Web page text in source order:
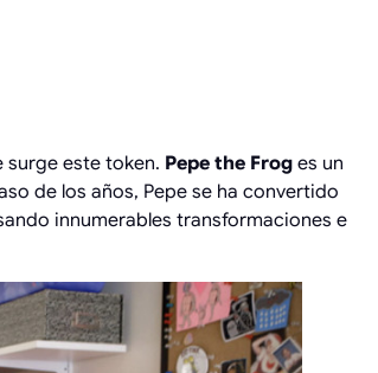
surge este token. Pepe the Frog es un
de los años, Pepe se ha convertido
innumerables transformaciones e